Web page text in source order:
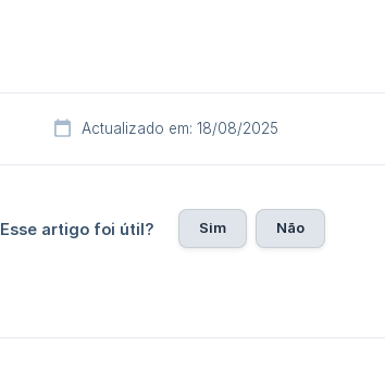
Actualizado em: 18/08/2025
Esse artigo foi útil? Sim Não